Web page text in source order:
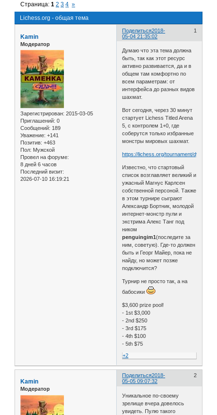
Lichess.org - общая тема
Страница:1 2 3 4 »
Поделиться 1
2018-
05-04 21:35:02
Kamin
Модератор
Зарегистрирован: 2015-03-05
Приглашений: 0
Сообщений: 189
Уважение: +141
Позитив: +463
Пол: Мужской
Провел на форуме:
8 дней 6 часов
Последний визит:
2026-07-10 16:19:21
Думаю что эта тема должна
быть, так как этот ресурс
активно развивается, да и в
общем там комфортно по
всем параметрам: от
интерфейса до разных видов
шахмат.
Вот сегодня, через 30 минут
стартует Lichess Titled Arena
5, с контролем 1+0, где
соберутся только избранные
монстры мировых шахмат.
https://lichess.org/tournament/
Известно, что стартовый
список возглавляет великий и
ужасный Магнус Карлсен
собственной персоной. Также
в этом турнире сыграют
Александр Бортник, молодой
интернет-монстр пули и
экстрима Алекс Танг под
ником
penguingim1(последите за
ним, советую). Где-то должен
быть и Георг Майер, пока не
найду, но может позже
подключится?
Турнир не просто так, а на
бабосики
$3,600 prize pool!
- 1st $3,000
- 2nd $250
- 3rd $175
- 4th $100
- 5th $75
+2
Поделиться 2
2018-
05-05 09:07:32
Kamin
Модератор
Уникальное по-своему
зрелище вчера довелось
увидеть. Пулю такого